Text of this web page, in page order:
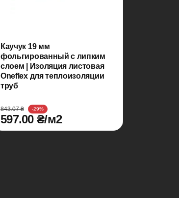
Каучук 19 мм
фольгированный с липким
слоем | Изоляция листовая
Oneflex для теплоизоляции
труб
843.07 ₴ -29%
597.00 ₴/м2